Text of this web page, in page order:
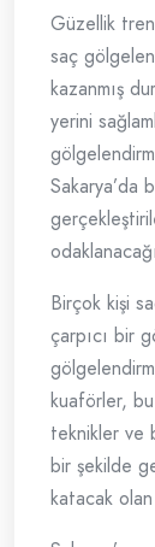
Güzellik
saç
kazanmış
yerini
Sakarya’da
Birçok kişi
çarpıcı bir
kuaförler,
teknikler ve
bir şekilde
katacak